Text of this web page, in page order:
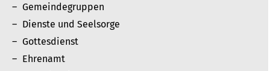
Gemeindegruppen
Dienste und Seelsorge
Gottesdienst
Ehrenamt